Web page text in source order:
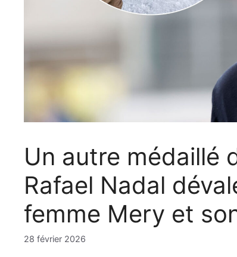
Un autre médaillé
Rafael Nadal
femme Mery et
28 février 2026